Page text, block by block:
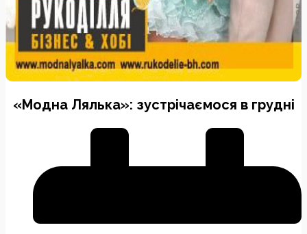
«Модна Лялька»: зустрічаємося в грудні